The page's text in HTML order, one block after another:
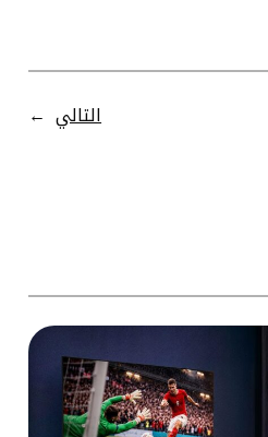
التالي →